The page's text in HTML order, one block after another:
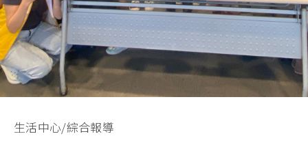
生活中心/綜合報導